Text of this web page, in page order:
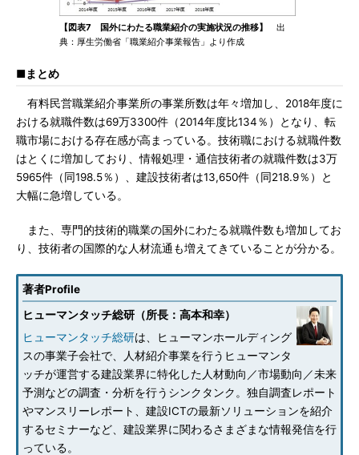
【図表7 国外にわたる職業紹介の実施状況の推移】
出
典：厚生労働省「職業紹介事業報告」より作成
■まとめ
有料民営職業紹介事業所の事業所数は年々増加し、2018年度に
おける就職件数は69万3300件（2014年度比134％）となり、転
職市場における存在感が高まっている。技術職における就職件数
はとくに増加しており、情報処理・通信技術者の就職件数は3万
5965件（同198.5％）、建設技術者は13,650件（同218.9％）と
大幅に急増している。
また、専門的技術的職業の国外にわたる就職件数も増加してお
り、技術者の国際的な人材流通も増えてきていることが分かる。
著者Profile
ヒューマンタッチ総研（所長：高本和幸）
ヒューマンタッチ総研は、ヒューマンホールディング
スの事業子会社で、人材紹介事業を行うヒューマンタ
ッチが運営する建設業界に特化した人材動向／市場動向／未来
予測などの調査・分析を行うシンクタンク。独自調査レポート
やマンスリーレポート、建設ICTの最新ソリューションを紹介
するセミナーなど、建設業界に関わるさまざまな情報発信を行
っている。